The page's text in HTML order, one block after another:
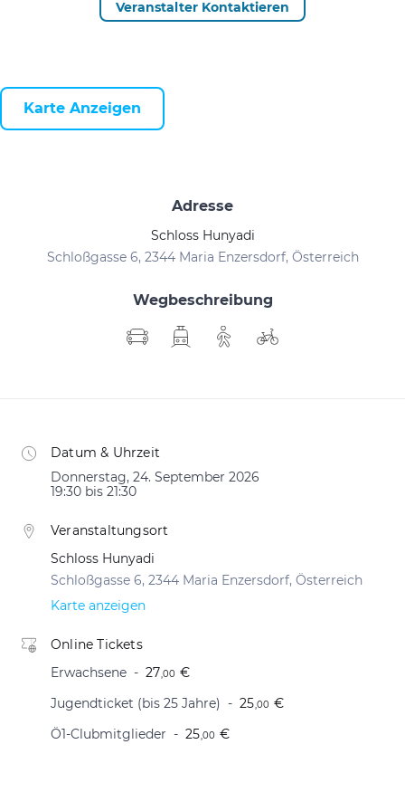
Veranstalter Kontaktieren
Karte Anzeigen
Adresse
Schloss Hunyadi
Schloßgasse 6, 2344 Maria Enzersdorf, Österreich
Wegbeschreibung
Datum & Uhrzeit
Donnerstag, 24. September 2026
19:30 bis 21:30
Veranstaltungsort
Schloss Hunyadi
Schloßgasse 6, 2344 Maria Enzersdorf, Österreich
Karte anzeigen
Online Tickets
Erwachsene
27,00 €
Jugendticket (bis 25 Jahre)
25,00 €
Ö1-Clubmitglieder
25,00 €